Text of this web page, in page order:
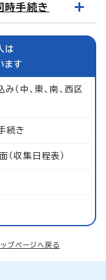
時手続き
は
ます
（中、東、南、西区
続き
収集日程表）
ップページへ戻る